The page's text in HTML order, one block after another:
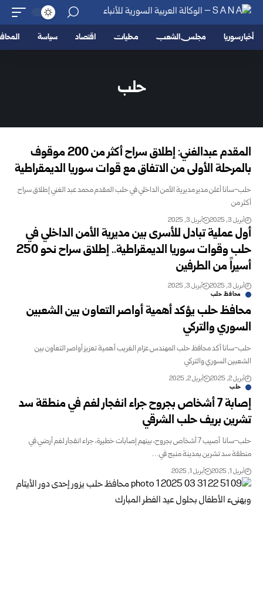
أخبار سوريا مجلس الشعب محليات اقتصاد سياسة
حلب
المقدم عبدالغني: إطلاق سراح أكثر من 200 موقوف
بالمرحلة الأولى من الاتفاق مع قوات سوريا الديمقراطية
حلب-سانا أعلن مدير مديرية الأمن الداخلي في حلب المقدم محمد عبد الغني إطلاق سراح
أكثر من
أبريل 3, 2025 أبريل 3, 2025
أول عملية تبادل للأسرى بين مديرية الأمن الداخلي في
حلب وقوات سوريا الديمقراطية.. إطلاق سراح نحو 250
أسيراً من الطرفين
أبريل 3, 2025 أبريل 3, 2025
محافظ حلب
محافظ حلب يؤكد أهمية أواصر التعاون بين الشعبين
السوري والتركي
حلب-سانا‏ أكد محافظ حلب المهندس عزام الغريب أهمية تعزيز أواصر التعاون بين
الشعبين السوري والتركي
أبريل 2, 2025 أبريل 2, 2025
حلب
إصابة 7 أشخاص بجروح جراء انفجار لغم في منطقة سد
تشرين ‏بريف حلب الشرقي
حلب-سانا ‏ أصيب 7 أشخاص بجروح، ‏بينهم إصابات خطيرة،‏ جراء انفجار لغم أرضي ‏في
منطقة ‏سد تشرين بمدينة منبج في…
أبريل 1, 2025 أبريل 1, 2025